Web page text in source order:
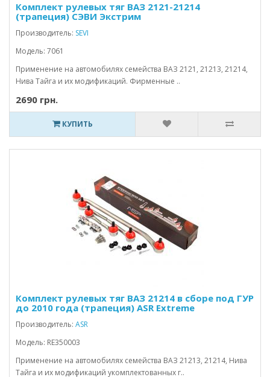
Комплект рулевых тяг ВАЗ 2121-21214
(трапеция) СЭВИ Экстрим
Производитель: SEVI
Модель: 7061
Применение на автомобилях семейства ВАЗ 2121, 21213, 21214,
Нива Тайга и их модификаций. Фирменные ..
2690 грн.
КУПИТЬ
Комплект рулевых тяг ВАЗ 21214 в сборе под ГУР
до 2010 года (трапеция) ASR Extreme
Производитель: ASR
Модель: RE350003
Применение на автомобилях семейства ВАЗ 21213, 21214, Нива
Тайга и их модификаций укомплектованных г..